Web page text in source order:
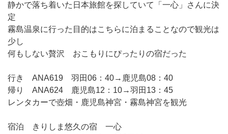
静かで落ち着いた日本旅館を探していて「一心」さんに決
定
霧島温泉に行った目的はこちらに泊まることなので観光は
少し
何もしない贅沢 おこもりにぴったりの宿だった
行き ANA619 羽田06：40→鹿児島08：40
帰り ANA624 鹿児島12：10→羽田13：45
レンタカーで壺畑・鹿児島神宮・霧島神宮を観光
宿泊 きりしま悠久の宿 一心